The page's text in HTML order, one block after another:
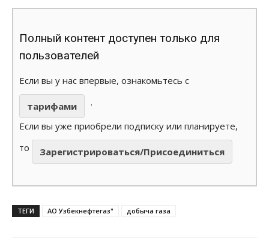
Полный контент доступен только для
пользователей
Если вы у нас впервые, ознакомьтесь с
тарифами
.
Если вы уже приобрели подписку или планируете,
то
Зарегистрироваться/Присоединиться
ТЕГИ АО Узбекнефтегаз" добыча газа